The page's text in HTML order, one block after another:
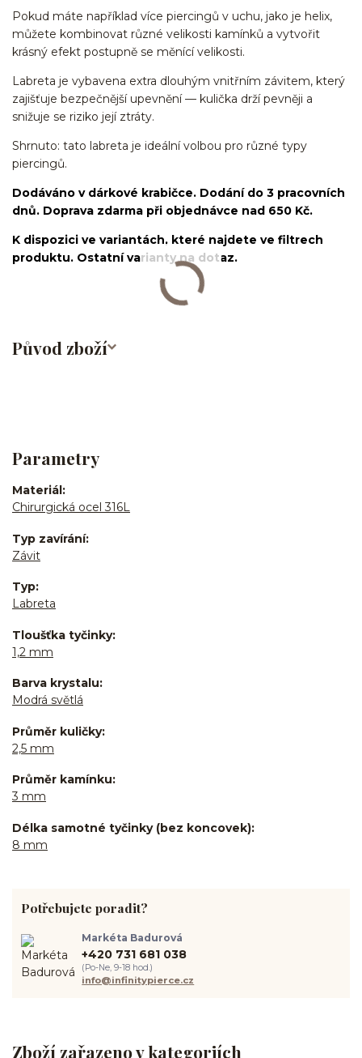
Pokud máte například více piercingů v uchu, jako je helix,
můžete kombinovat různé velikosti kamínků a vytvořit
krásný efekt postupně se měnící velikosti.
Labreta je vybavena extra dlouhým vnitřním závitem, který
zajišťuje bezpečnější upevnění — kulička drží pevněji a
snižuje se riziko její ztráty.
Shrnuto: tato labreta je ideální volbou pro různé typy
piercingů.
Dodáváno v dárkové krabičce. Dodání do 3 pracovních
dnů. Doprava zdarma při objednávce nad 650 Kč.
K dispozici ve variantách, které najdete ve filtrech
produktu. Ostatní varianty na dotaz.
Původ zboží
Parametry
Materiál
Chirurgická ocel 316L
Typ zavírání
Závit
Typ
Labreta
Tloušťka tyčinky
1,2 mm
Barva krystalu
Modrá světlá
Průměr kuličky
2,5 mm
Průměr kamínku
3 mm
Délka samotné tyčinky (bez koncovek)
8 mm
Zboží zařazeno v kategoriích
Potřebujete poradit?
Markéta Badurová
+420 731 681 038
(Po-Ne, 9-18 hod.)
info@infinitypierce.cz